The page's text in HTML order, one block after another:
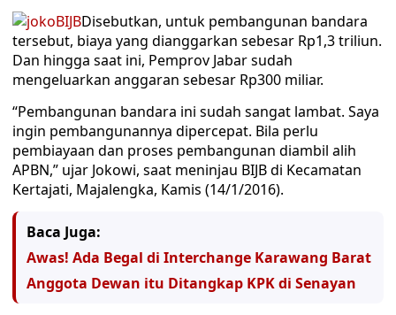
Disebutkan, untuk pembangunan bandara
tersebut, biaya yang dianggarkan sebesar Rp1,3 triliun.
Dan hingga saat ini, Pemprov Jabar sudah
mengeluarkan anggaran sebesar Rp300 miliar.
“Pembangunan bandara ini sudah sangat lambat. Saya
ingin pembangunannya dipercepat. Bila perlu
pembiayaan dan proses pembangunan diambil alih
APBN,” ujar Jokowi, saat meninjau BIJB di Kecamatan
Kertajati, Majalengka, Kamis (14/1/2016).
Baca Juga:
Awas! Ada Begal di Interchange Karawang Barat
Anggota Dewan itu Ditangkap KPK di Senayan